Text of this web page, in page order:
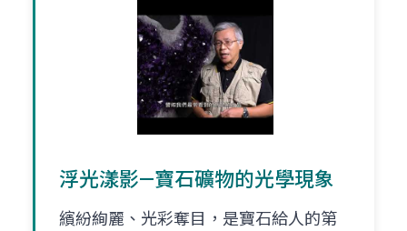
浮光漾影—寶石礦物的光學現象
繽紛絢麗、光彩奪目，是寶石給人的第